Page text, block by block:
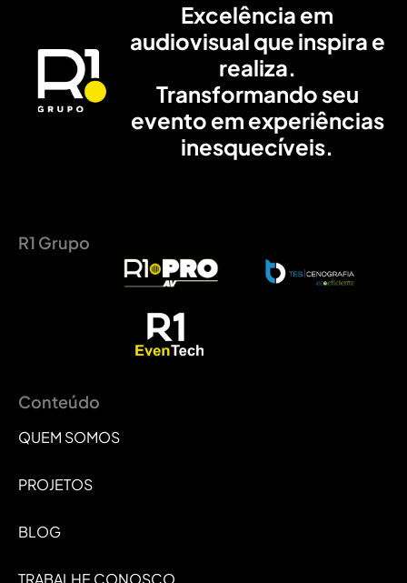
Excelência em
audiovisual que inspira e
realiza.
Transformando seu
evento em experiências
inesquecíveis.
R1 Grupo
Conteúdo
QUEM SOMOS
PROJETOS
BLOG
TRABALHE CONOSCO